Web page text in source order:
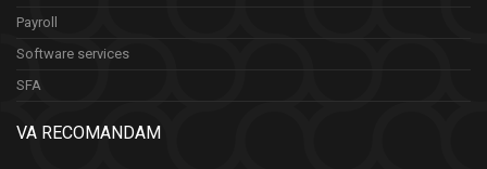
Payroll
Software services
SFA
VA RECOMANDAM